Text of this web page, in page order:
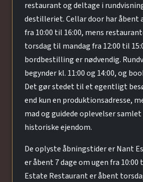
restaurant og deltage i
destilleriet. Cellar door har åbent
fra 10:00 til 16:00, mens
torsdag til mandag fra 12:00 til
bordbestilling er nødvendig.
begynder kl. 11:00 og 14:00, og
Det gør stedet til et egentligt
end kun en produktionsadresse,
mad og guidede oplevelser
historiske ejendom.
De oplyste åbningstider er Nant
er åbent 7 dage om ugen fra 10:00
Estate Restaurant er åbent